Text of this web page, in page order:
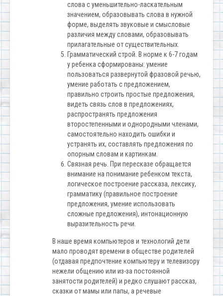
слова с уменьшительно-ласкательным
значением, образовывать слова в нужной
форме, выделять звуковые и смысловые
различия между словами, образовывать
прилагательные от существительных.
Грамматический строй. В норме к 6-7 годам
у ребенка сформированы: умение
пользоваться развернутой фразовой речью,
умение работать с предложением,
правильно строить простые предложения,
видеть связь слов в предложениях,
распространять предложения
второстепенными и однородными членами,
самостоятельно находить ошибки и
устранять их, составлять предложения по
опорным словам и картинкам.
Связная речь. При пересказе обращается
внимание на понимание ребенком текста,
логическое построение рассказа, лексику,
грамматику (правильное построение
предложения, умение использовать
сложные предложения), интонационную
выразительность речи.
В наше время компьютеров и технологий дети
мало проводят времени в обществе родителей
(отдавая предпочтение компьютеру и телевизору
нежели общению или из-за постоянной
занятости родителей) и редко слушают рассказ,
сказки от мамы или папы, а речевые